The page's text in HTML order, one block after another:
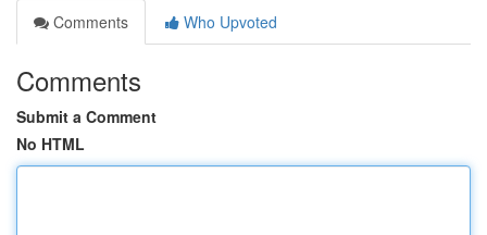
Comments
Who Upvoted
Comments
Submit a Comment
No HTML